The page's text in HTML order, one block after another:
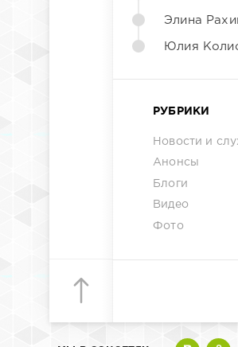
Элина
Юлия
РУБРИКИ
Новости и
Анонсы
Блоги
Видео
Фото